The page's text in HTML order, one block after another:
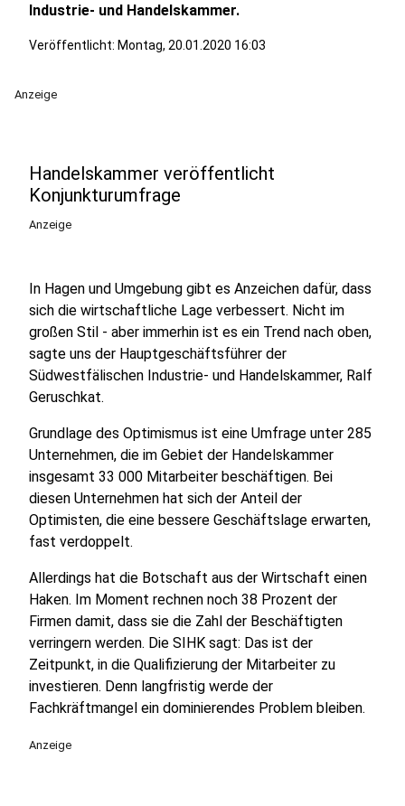
Industrie- und Handelskammer.
Veröffentlicht: Montag, 20.01.2020 16:03
Anzeige
Handelskammer veröffentlicht
Konjunkturumfrage
Anzeige
In Hagen und Umgebung gibt es Anzeichen dafür, dass
sich die wirtschaftliche Lage verbessert. Nicht im
großen Stil - aber immerhin ist es ein Trend nach oben,
sagte uns der Hauptgeschäftsführer der
Südwestfälischen Industrie- und Handelskammer, Ralf
Geruschkat.
Grundlage des Optimismus ist eine Umfrage unter 285
Unternehmen, die im Gebiet der Handelskammer
insgesamt 33 000 Mitarbeiter beschäftigen. Bei
diesen Unternehmen hat sich der Anteil der
Optimisten, die eine bessere Geschäftslage erwarten,
fast verdoppelt.
Allerdings hat die Botschaft aus der Wirtschaft einen
Haken. Im Moment rechnen noch 38 Prozent der
Firmen damit, dass sie die Zahl der Beschäftigten
verringern werden. Die SIHK sagt: Das ist der
Zeitpunkt, in die Qualifizierung der Mitarbeiter zu
investieren. Denn langfristig werde der
Fachkräftmangel ein dominierendes Problem bleiben.
Anzeige